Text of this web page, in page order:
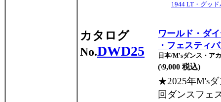
1944 LT・グッ
カタログ
No.DWD25
ワールド・ダ
・フェスティ
日本/M'sダンス・ア
(\9,000 税込)
★2025年M'sダ
回ダンスフェ